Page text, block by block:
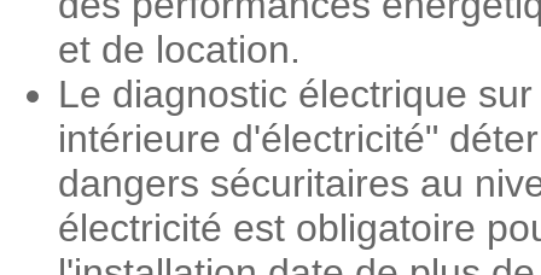
et de location.
Le diagnostic électrique
intérieure d'électricité"
dangers sécuritaires au
électricité est obligatoire